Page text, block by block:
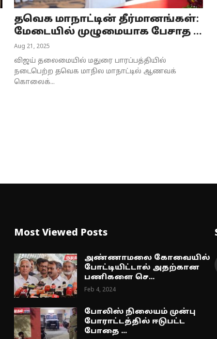
தவெக மாநாட்டின் தீர்மானங்கள்:
மேடையில் முழுமையாக பேசாத ...
Aug 21, 2025
விஜய் தலைமையில் மதுரை பாரப்பத்தியில்
நடைபெற்ற தவெக மாநில மாநாட்டில் ஆணவக்
கொலைக்...
Most Viewed Posts
அண்ணாமலை கோவையில்
போட்டியிட்டால் அதற்கான
பணிகளை செ...
Feb 4, 2024
போலிஸ் நிலையம் முன்பு
போராட்டத்தில் ஈடுபட்ட
போதை ...